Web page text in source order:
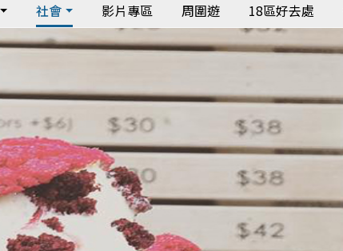
社會 影片專區 周圍遊 18區好去處